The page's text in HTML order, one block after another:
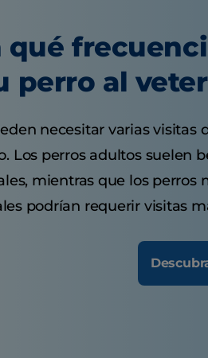
qué
perro al
necesitar varias visitas
Los perros adultos suelen
mientras que los perros
podrían requerir visitas